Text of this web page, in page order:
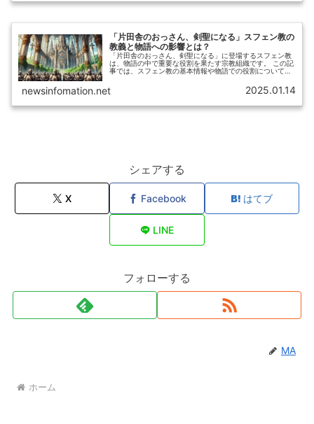
「片田舎のおっさん、剣聖になる」スフェン教の
教義と物語への影響とは？
「片田舎のおっさん、剣聖になる」に登場するスフェン教
は、物語の中で重要な役割を果たす宗教組織です。 この記
事では、スフェン教の基本情報や物語での役割について詳
newsinfomation.net 2025.01.14
シェアする
X Facebook はてブ
LINE
フォローする
MA
ホーム